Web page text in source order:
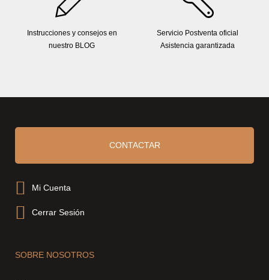
Instrucciones y consejos en
nuestro BLOG
Servicio Postventa oficial
Asistencia garantizada
CONTACTAR
Mi Cuenta
Cerrar Sesión
SOBRE NOSOTROS